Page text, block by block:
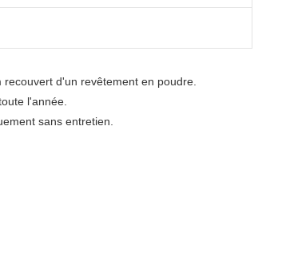
d'un revêtement en poudre.
l'année.